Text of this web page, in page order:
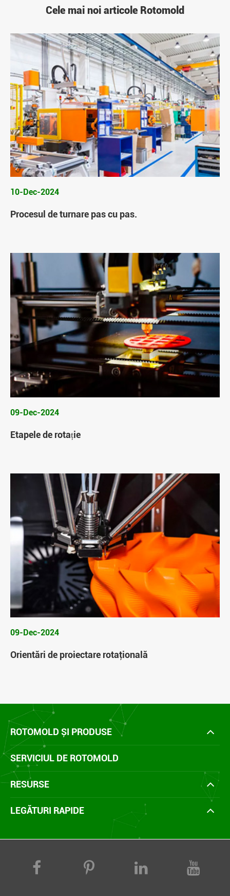
Cele mai noi articole Rotomold
10-Dec-2024
Procesul de turnare pas cu pas.
09-Dec-2024
Etapele de rotație
09-Dec-2024
Orientări de proiectare rotaţională
ROTOMOLD ȘI PRODUSE
SERVICIUL DE ROTOMOLD
RESURSE
LEGĂTURI RAPIDE